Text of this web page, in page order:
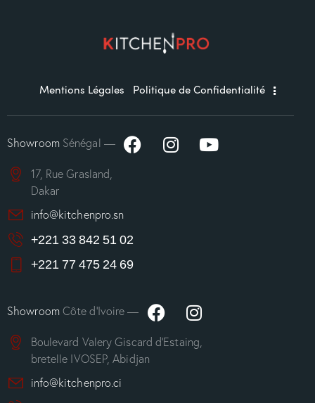
Mentions Légales Politique de Confidentialité
ShowroomSénégal —
17, Rue Grasland,
Dakar
info@kitchenpro.sn
+221 33 842 51 02
+221 77 475 24 69
ShowroomCôte d’Ivoire —
Boulevard Valery Giscard d’Estaing,
bretelle IVOSEP, Abidjan
info@kitchenpro.ci